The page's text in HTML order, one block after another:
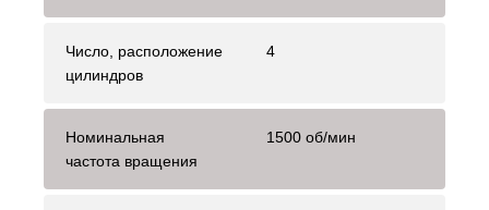
Число, расположение
цилиндров
4
Номинальная
частота вращения
1500 об/мин